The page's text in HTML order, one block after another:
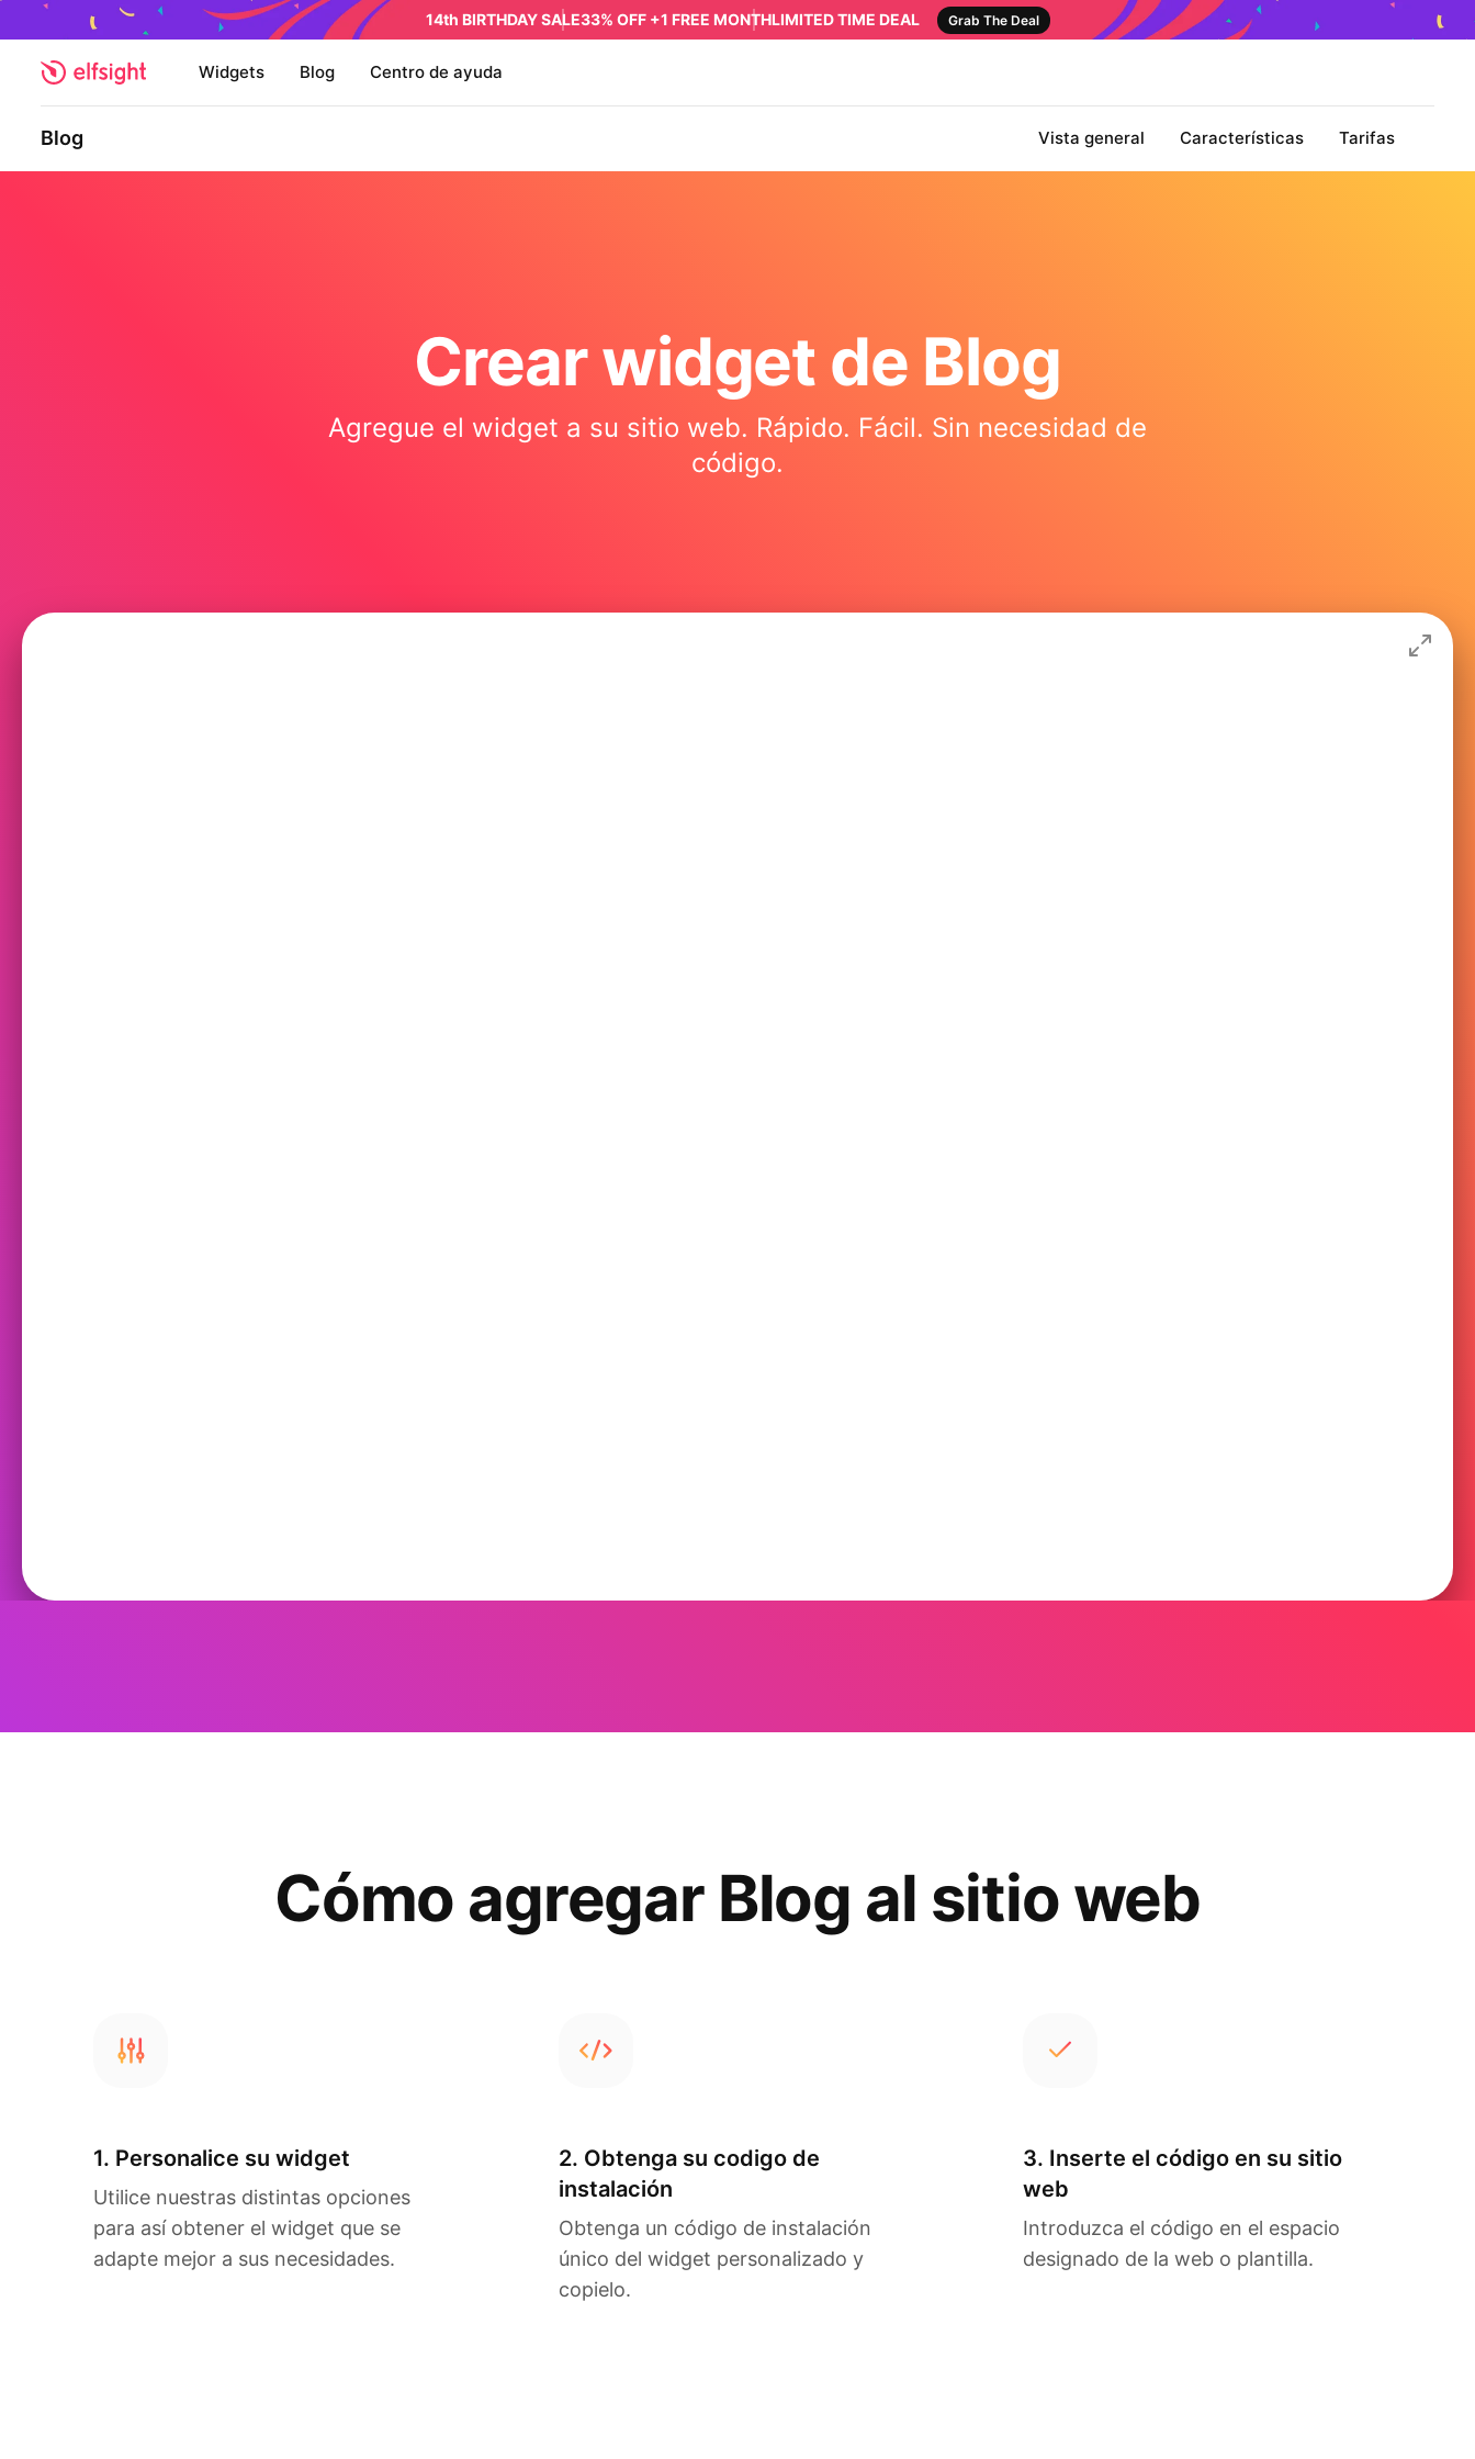
14th BIRTHDAY SALE33% OFF +1 FREE MONTHLIMITED TIME DEAL Grab The Deal
Widgets Blog Centro de ayuda
Blog Vista general Características Tarifas
Crear widget de Blog
Agregue el widget a su sitio web. Rápido. Fácil. Sin necesidad de
código.
Cómo agregar Blog al sitio web
1. Personalice su widget
Utilice nuestras distintas opciones
para así obtener el widget que se
adapte mejor a sus necesidades.
2. Obtenga su codigo de
instalación
Obtenga un código de instalación
único del widget personalizado y
copielo.
3. Inserte el código en su sitio
web
Introduzca el código en el espacio
designado de la web o plantilla.